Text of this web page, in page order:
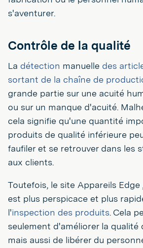
s'aventurer.
Contrôle de la qualité
La détection manuelle des
sortant de la chaîne de
grande partie sur une acuité
ou sur un manque d'acuité.
cela signifie qu'une quantité
produits de qualité inférieure
faufiler et se retrouver dans les
aux clients.
Toutefois, le site Appareils Edge
est plus perspicace et plus
l'inspection des produits. Cela
seulement d'améliorer la qualité
mais aussi de libérer du